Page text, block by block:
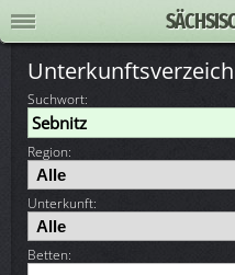
Suchwort:
Region:
Unterkunft:
Betten: